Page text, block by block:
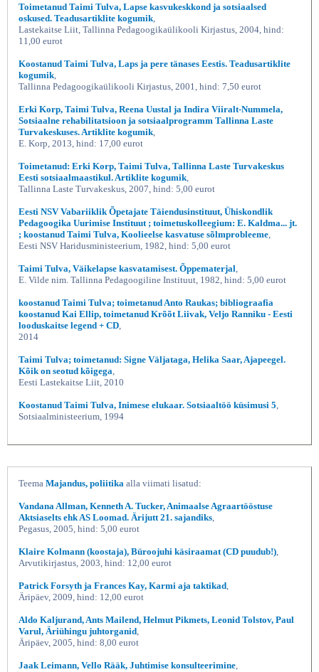
Toimetanud Taimi Tulva, Lapse kasvukeskkond ja sotsiaalsed
oskused. Teadusartiklite kogumik
Lastekaitse Liit, Tallinna Pedagoogikaülikooli Kirjastus, 2004, hind:
11,00 eurot
Koostanud Taimi Tulva, Laps ja pere tänases Eestis. Teadusartiklite
kogumik
Tallinna Pedagoogikaülikooli Kirjastus, 2001, hind: 7,50 eurot
Erki Korp, Taimi Tulva, Reena Uustal ja Indira Viiralt-Nummela,
Sotsiaalne rehabilitatsioon ja sotsiaalprogramm Tallinna Laste
Turvakeskuses. Artiklite kogumik
E. Korp, 2013, hind: 17,00 eurot
Toimetanud: Erki Korp, Taimi Tulva, Tallinna Laste Turvakeskus
Eesti sotsiaalmaastikul. Artiklite kogumik
Tallinna Laste Turvakeskus, 2007, hind: 5,00 eurot
Eesti NSV Vabariiklik Õpetajate Täiendusinstituut, Ühiskondlik
Pedagoogika Uurimise Instituut ; toimetuskolleegium: E. Kaldma... jt.
; koostanud Taimi Tulva, Koolieelse kasvatuse sõlmprobleeme
Eesti NSV Haridusministeerium, 1982, hind: 5,00 eurot
Taimi Tulva, Väikelapse kasvatamisest. Õppematerjal
E. Vilde nim. Tallinna Pedagoogiline Instituut, 1982, hind: 5,00 eurot
koostanud Taimi Tulva; toimetanud Anto Raukas; bibliograafia
koostanud Kai Ellip, toimetanud Krõõt Liivak, Veljo Ranniku - Eesti
looduskaitse legend + CD
2014
Taimi Tulva; toimetanud: Signe Väljataga, Helika Saar, Ajapeegel.
Kõik on seotud kõigega
Eesti Lastekaitse Liit, 2010
Koostanud Taimi Tulva, Inimese elukaar. Sotsiaaltöö küsimusi 5
Sotsiaalministeerium, 1994
Teema Majandus, poliitika alla viimati lisatud:
Vandana Allman, Kenneth A. Tucker, Animaalse Agraartööstuse
Aktsiaselts ehk AS Loomad. Ärijutt 21. sajandiks
Pegasus, 2005, hind: 5,00 eurot
Klaire Kolmann (koostaja), Büroojuhi käsiraamat (CD puudub!)
Arvutikirjastus, 2003, hind: 12,00 eurot
Patrick Forsyth ja Frances Kay, Karmi aja taktikad
Äripäev, 2009, hind: 12,00 eurot
Aldo Kaljurand, Ants Mailend, Helmut Pikmets, Leonid Tolstov, Paul
Varul, Äriühingu juhtorganid
Äripäev, 2005, hind: 8,00 eurot
Jaak Leimann, Vello Rääk, Juhtimise konsulteerimine